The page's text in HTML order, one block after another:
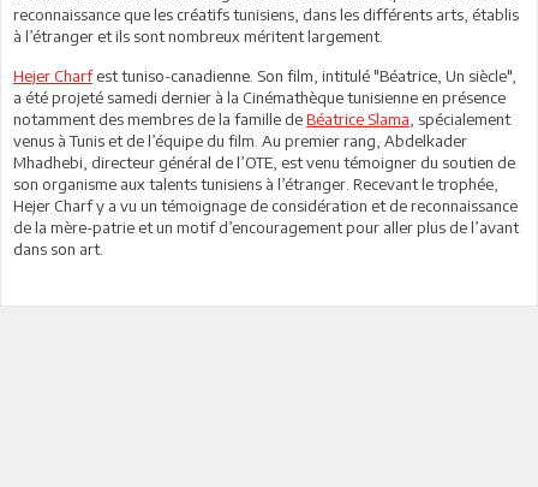
reconnaissance que les créatifs tunisiens, dans les différents arts, établis
à l’étranger et ils sont nombreux méritent largement.
Hejer Charfest tuniso-canadienne. Son film, intitulé "Béatrice, Un siècle",
a été projeté samedi dernier à la Cinémathèque tunisienne en présence
notamment des membres de la famille deBéatrice Slama , spécialement
venus à Tunis et de l’équipe du film. Au premier rang, Abdelkader
Mhadhebi, directeur général de l’OTE, est venu témoigner du soutien de
son organisme aux talents tunisiens à l’étranger. Recevant le trophée,
Hejer Charf y a vu un témoignage de considération et de reconnaissance
de la mère-patrie et un motif d’encouragement pour aller plus de l’avant
dans son art.